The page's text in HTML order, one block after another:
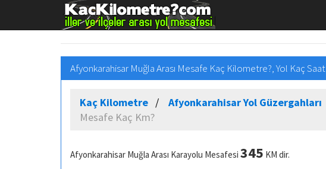
Afyonkarahisar Muğla Arası Mesafe Kaç Kilometre?, Yol Kaç Saat
Kaç Kilometre Afyonkarahisar Yol Güzergahları
Mesafe Kaç Km?
Afyonkarahisar Muğla Arası Karayolu Mesafesi 345 KM dir.